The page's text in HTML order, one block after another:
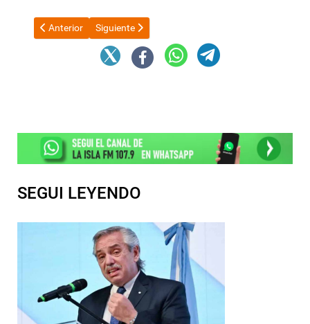
Artículo anterior: Causa Javier Galán: “El que se sabe
Anterior Artículo siguiente: Sector privado perdió 14.044
Siguiente
SEGUI LEYENDO